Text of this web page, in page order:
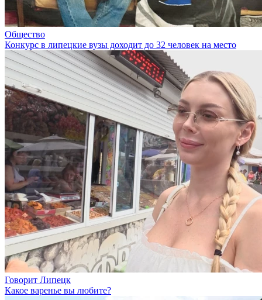
Общество
Конкурс в липецкие вузы доходит до 32 человек на место
Говорит Липецк
Какое варенье вы любите?